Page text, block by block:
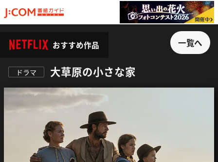
おすすめ作品 一覧へ
ドラマ 大草原の小さな家